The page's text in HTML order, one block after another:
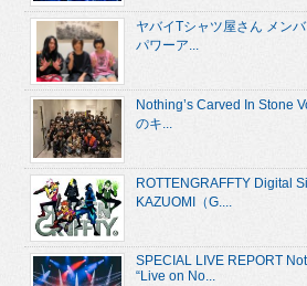
ヤバイTシャツ屋さん メン
パワーア...
Nothing’s Carved In Stone
のキ...
ROTTENGRAFFTY Digital
KAZUOMI（G....
SPECIAL LIVE REPORT
“Live on No...